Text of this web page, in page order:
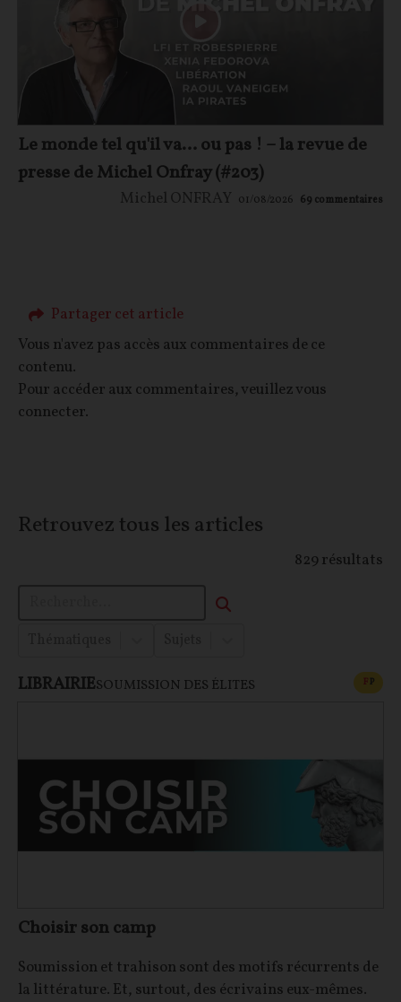
Le monde tel qu'il va… ou pas ! – la revue de
presse de Michel Onfray (#203)
Michel ONFRAY 01/08/2026 69 commentaires
Partager cet article
Vous n'avez pas accès aux commentaires de ce
contenu.
Pour accéder aux commentaires, veuillez vous
connecter.
Retrouvez tous les articles
829 résultats
LIBRAIRIESOUMISSION DES ÉLITES FP
Choisir son camp
Soumission et trahison sont des motifs récurrents de
la littérature. Et, surtout, des écrivains eux-mêmes.